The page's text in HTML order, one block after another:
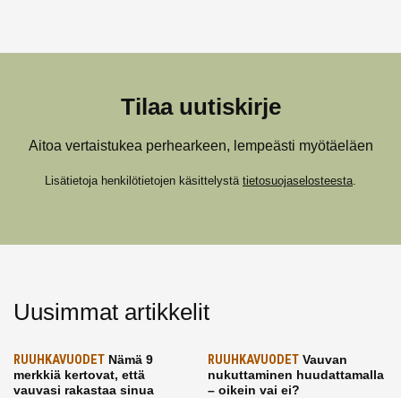
Tilaa uutiskirje
Aitoa vertaistukea perhearkeen, lempeästi myötäeläen
Lisätietoja henkilötietojen käsittelystä tietosuojaselosteesta
Uusimmat artikkelit
RUUHKAVUODET Nämä 9
merkkiä kertovat, että
vauvasi rakastaa sinua
RUUHKAVUODETVauvan
nukuttaminen huudattamalla
– oikein vai ei?